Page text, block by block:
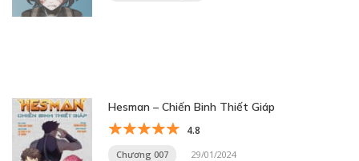
Hesman – Chiến Binh Thiết Giáp
4.8
Chương 007 29/01/2024